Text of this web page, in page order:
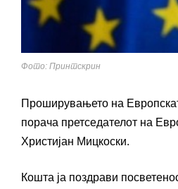
Фото: Принтскрин
Проширувањето на
порача претседателот на
Христијан Мицкоски.
Кошта ја поздрави